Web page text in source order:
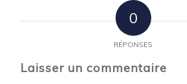
0
RÉPONSES
Laisser un commentaire